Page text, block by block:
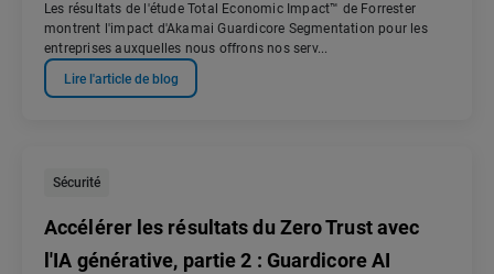
Les résultats de l'étude Total Economic Impact™ de Forrester
montrent l'impact d'Akamai Guardicore Segmentation pour les
entreprises auxquelles nous offrons nos serv...
Lire l'article de blog
Sécurité
Accélérer les résultats du Zero Trust avec
l'IA générative, partie 2 : Guardicore AI